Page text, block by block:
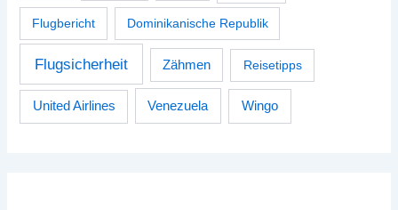
Flugbericht Dominikanische Republik
Flugsicherheit Zähmen Reisetipps
United Airlines Venezuela Wingo